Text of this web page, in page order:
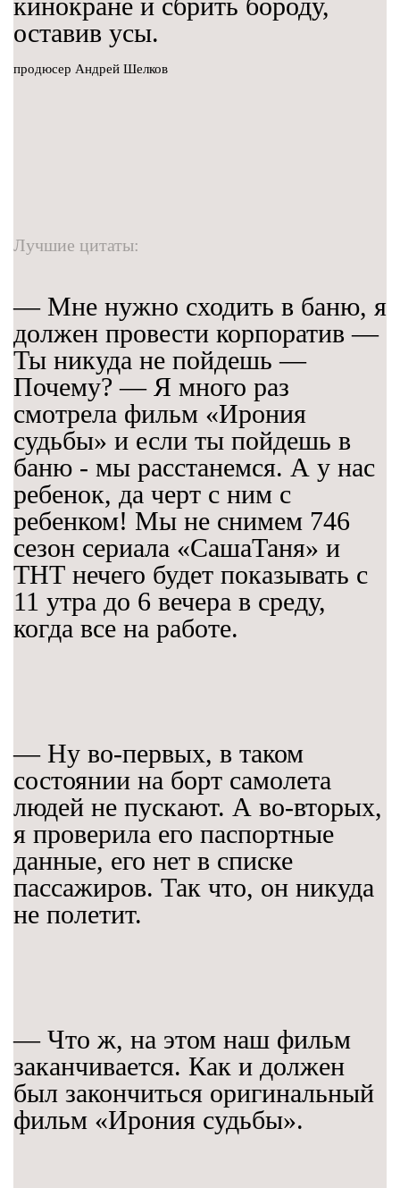
кинокране и сбрить бороду,
оставив усы.
продюсер Андрей Шелков
Лучшие цитаты:
— Мне нужно сходить в баню, я
должен провести корпоратив —
Ты никуда не пойдешь —
Почему? — Я много раз
смотрела фильм «Ирония
судьбы» и если ты пойдешь в
баню - мы расстанемся. А у нас
ребенок, да черт с ним с
ребенком! Мы не снимем 746
сезон сериала «СашаТаня» и
ТНТ нечего будет показывать с
11 утра до 6 вечера в среду,
когда все на работе.
— Ну во-первых, в таком
состоянии на борт самолета
людей не пускают. А во-вторых,
я проверила его паспортные
данные, его нет в списке
пассажиров. Так что, он никуда
не полетит.
— Что ж, на этом наш фильм
заканчивается. Как и должен
был закончиться оригинальный
фильм «Ирония судьбы».